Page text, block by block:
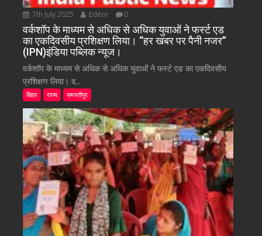
7th July 2025 Editor 0
वर्कशॉप के माध्यम से अधिक से अधिक युवाओं ने फर्स्ट एड
का एकदिवसीय प्रशिक्षण लिया। “हर खबर पर पैनी नजर”
(IPN)इंडिया पब्लिक न्यूज।
वर्कशॉप के माध्यम से अधिक से अधिक युवाओं ने फर्स्ट एड का एकदिवसीय
प्रशिक्षण लिया। द...
बिहार राज्य समस्तीपुर